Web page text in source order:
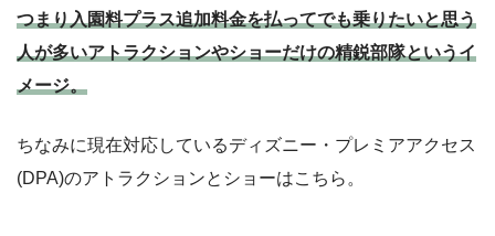
つまり入園料プラス追加料金を払ってでも乗りたいと思う
人が多いアトラクションやショーだけの精鋭部隊というイ
メージ。
ちなみに現在対応しているディズニー・プレミアアクセス
(DPA)のアトラクションとショーはこちら。